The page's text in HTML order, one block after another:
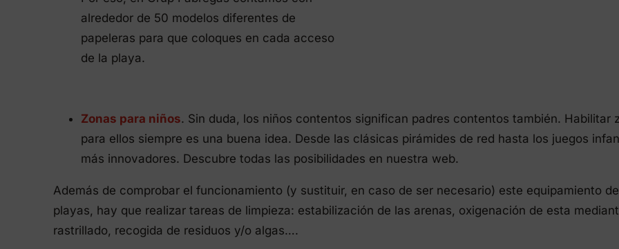
alrededor de 50 modelos diferentes de
papeleras para que coloques en cada acceso
de la playa.
Zonas para niños. Sin duda, los niños contentos significan padres contentos también. Habilitar
para ellos siempre es una buena idea. Desde las clásicas pirámides de red hasta los juegos
más innovadores. Descubre todas las posibilidades en nuestra web.
Además de comprobar el funcionamiento (y sustituir, en caso de ser necesario) este equipamiento de
playas, hay que realizar tareas de limpieza: estabilización de las arenas, oxigenación de esta
rastrillado, recogida de residuos y/o algas….